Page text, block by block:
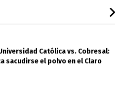
Católica vs. Cobresal:
sacudirse el polvo en el Claro